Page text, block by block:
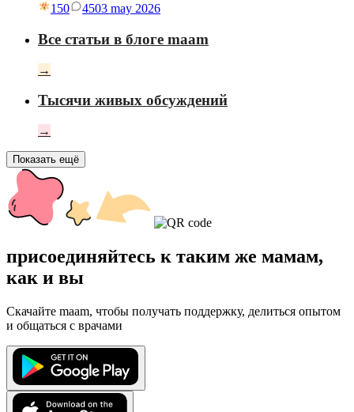
150 4503 may 2026
Все статьи в блоге maam
→
Тысячи живых обсуждений
→
Показать ещё
присоединяйтесь к таким же мамам,
как и вы
Скачайте maam, чтобы получать поддержку, делиться опытом
и общаться с врачами